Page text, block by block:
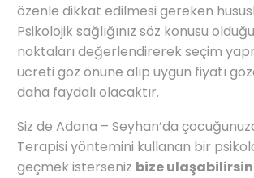
özenle dikkat edilmesi gereken
Psikolojik sağlığınız söz konusu
noktaları değerlendirerek seçim
ücreti göz önüne alıp uygun fiyatı
daha faydalı olacaktır.
Siz de Adana – Seyhan’da
Terapisi yöntemini kullanan bir
geçmek isterseniz bize